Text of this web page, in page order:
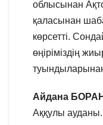
облысынан
қаласынан
көрсетті.
өңіріміздің
Айдана
Аққулы ауданы.